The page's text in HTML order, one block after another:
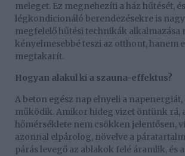
meleget. Ez megnehezíti a ház hűtését,
légkondicionáló berendezésekre is
megfelelő hűtési technikák alkalmazása
kényelmesebbé teszi az otthont, hanem
megtakarít.
Hogyan alakul ki a szauna-effektus?
A beton egész nap elnyeli a
működik. Amikor hideg vizet öntünk rá,
hőmérséklete nem csökken jelentősen,
azonnal elpárolog, növelve a
párás levegő az ablakok felé áramlik, és